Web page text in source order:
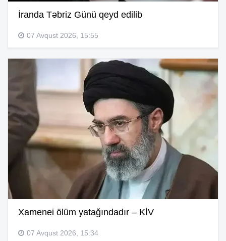
İranda Təbriz Günü qeyd edilib
07 Avqust 2026, 15:55
Xamenei ölüm yatağındadır – KİV
07 Avqust 2026, 15:34